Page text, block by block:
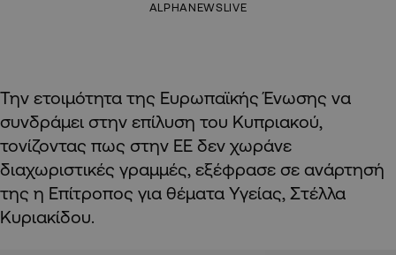
ALPHANEWSLIVE
Την ετοιμότητα της Ευρωπαϊκής Ένωσης να
συνδράμει στην επίλυση του Κυπριακού,
τονίζοντας πως στην ΕΕ δεν χωράνε
διαχωριστικές γραμμές, εξέφρασε σε ανάρτησή
της η Επίτροπος για θέματα Υγείας, Στέλλα
Κυριακίδου.